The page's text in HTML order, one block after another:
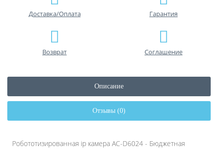
Доставка/Оплата Гарантия
Возврат Соглашение
Описание
Отзывы (0)
Робототизированная ip камера AC-D6024 - Бюджетная